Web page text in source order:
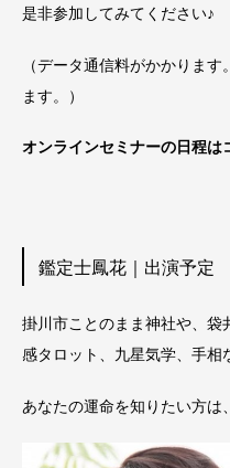
是非参加してみてください♪
（データ通信料がかかりま
ます。）
オンラインセミナーの日程は
鑑定士鳳花｜出演予定
掛川市ことのまま神社や、
感タロット、九星気学、手相
あなたの運命を知りたい方は